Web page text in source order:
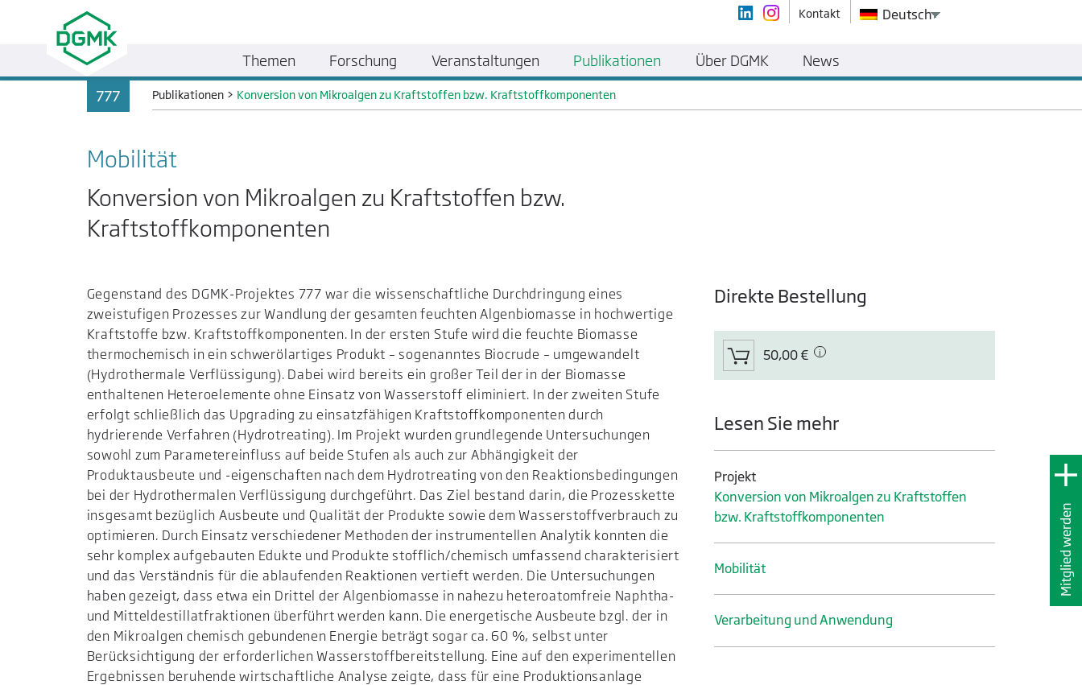
Mitglied werden
777 Publikationen > Konversion von Mikroalgen zu Kraftstoffen bzw. Kraftstoffkomponenten
Mobilität
Konversion von Mikroalgen zu Kraftstoffen bzw.
Kraftstoffkomponenten
Gegenstand des DGMK-Projektes 777 war die wissenschaftliche Durchdringung eines
zweistufigen Prozesses zur Wandlung der gesamten feuchten Algenbiomasse in hochwertige
Kraftstoffe bzw. Kraftstoffkomponenten. In der ersten Stufe wird die feuchte Biomasse
thermochemisch in ein schwerölartiges Produkt – sogenanntes Biocrude – umgewandelt
(Hydrothermale Verflüssigung). Dabei wird bereits ein großer Teil der in der Biomasse
enthaltenen Heteroelemente ohne Einsatz von Wasserstoff eliminiert. In der zweiten Stufe
erfolgt schließlich das Upgrading zu einsatzfähigen Kraftstoffkomponenten durch
hydrierende Verfahren (Hydrotreating). Im Projekt wurden grundlegende Untersuchungen
sowohl zum Parametereinfluss auf beide Stufen als auch zur Abhängigkeit der
Produktausbeute und -eigenschaften nach dem Hydrotreating von den Reaktionsbedingungen
bei der Hydrothermalen Verflüssigung durchgeführt. Das Ziel bestand darin, die Prozesskette
insgesamt bezüglich Ausbeute und Qualität der Produkte sowie dem Wasserstoffverbrauch zu
optimieren. Durch Einsatz verschiedener Methoden der instrumentellen Analytik konnten die
sehr komplex aufgebauten Edukte und Produkte stofflich/chemisch umfassend charakterisiert
und das Verständnis für die ablaufenden Reaktionen vertieft werden. Die Untersuchungen
haben gezeigt, dass etwa ein Drittel der Algenbiomasse in nahezu heteroatomfreie Naphtha-
und Mitteldestillatfraktionen überführt werden kann. Die energetische Ausbeute bzgl. der in
den Mikroalgen chemisch gebundenen Energie beträgt sogar ca. 60 %, selbst unter
Berücksichtigung der erforderlichen Wasserstoffbereitstellung. Eine auf den experimentellen
Ergebnissen beruhende wirtschaftliche Analyse zeigte, dass für eine Produktionsanlage
Direkte Bestellung
50,00 €
Lesen Sie mehr
Projekt
Konversion von Mikroalgen zu Kraftstoffen
bzw. Kraftstoffkomponenten
Mobilität
Verarbeitung und Anwendung
Kontakt Deutsch
Themen Forschung Veranstaltungen Publikationen Über DGMK News